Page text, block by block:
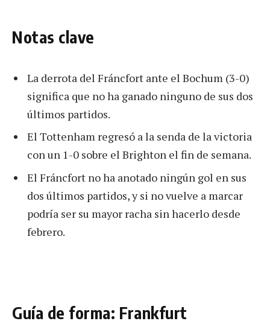
Notas clave
La derrota del Fráncfort ante el Bochum (3-0)
significa que no ha ganado ninguno de sus dos
últimos partidos.
El Tottenham regresó a la senda de la victoria
con un 1-0 sobre el Brighton el fin de semana.
El Fráncfort no ha anotado ningún gol en sus
dos últimos partidos, y si no vuelve a marcar
podría ser su mayor racha sin hacerlo desde
febrero.
Guía de forma: Frankfurt